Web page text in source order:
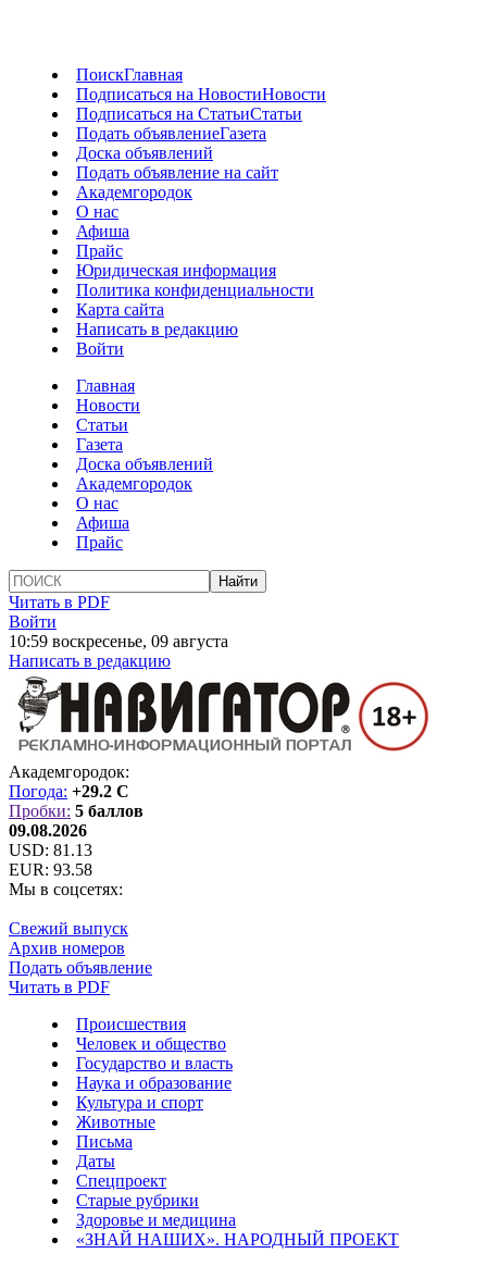
ПоискГлавная
Подписаться на НовостиНовости
Подписаться на СтатьиСтатьи
Подать объявлениеГазета
Доска объявлений
Подать объявление на сайт
Академгородок
О нас
Афиша
Прайс
Юридическая информация
Политика конфиденциальности
Карта сайта
Написать в редакцию
Войти
Главная
Новости
Статьи
Газета
Доска объявлений
Академгородок
О нас
Афиша
Прайс
Читать в PDF
Войти
10:59 воскресенье, 09 августа
Написать в редакцию
Академгородок:
Погода: +29.2 C
Пробки: 5 баллов
09.08.2026
USD: 81.13
EUR: 93.58
Мы в соцсетях:
Свежий выпуск
Архив номеров
Подать объявление
Читать в PDF
Происшествия
Человек и общество
Государство и власть
Наука и образование
Культура и спорт
Животные
Письма
Даты
Спецпроект
Старые рубрики
Здоровье и медицина
«ЗНАЙ НАШИХ». НАРОДНЫЙ ПРОЕКТ